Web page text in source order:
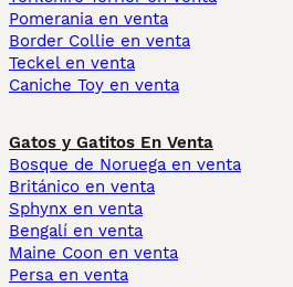
Pomerania en venta
Border Collie en venta
Teckel en venta
Caniche Toy en venta
Gatos y Gatitos En Venta
Bosque de Noruega en venta
Británico en venta
Sphynx en venta
Bengalí en venta
Maine Coon en venta
Persa en venta